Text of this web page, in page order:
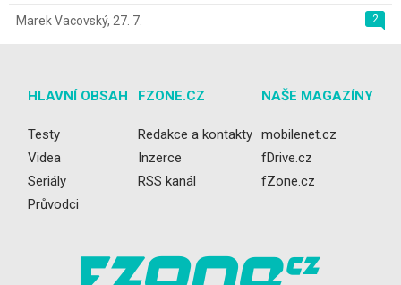
2
Marek Vacovský, 27. 7.
HLAVNÍ OBSAH
Testy
Videa
Seriály
Průvodci
FZONE.CZ
Redakce a kontakty
Inzerce
RSS kanál
NAŠE MAGAZÍNY
mobilenet.cz
fDrive.cz
fZone.cz